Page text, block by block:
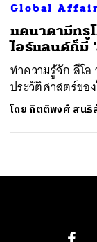
Global
แคนาดามีทรู
ไอร์แลนด์ก็มี
ทำความรู้จัก ลีโ
ประวัติศาสตร์ขอ
โดย กิตติพงศ์ สนธิ